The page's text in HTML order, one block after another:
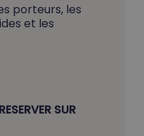
porteurs, les
et les
SUR